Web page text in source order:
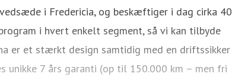
i Fredericia, og beskæftiger i dag cirka 40
i hvert enkelt segment, så vi kan tilbyde
er et stærkt design samtidig med en driftssikker
unikke 7 års garanti (op til 150.000 km – men fri